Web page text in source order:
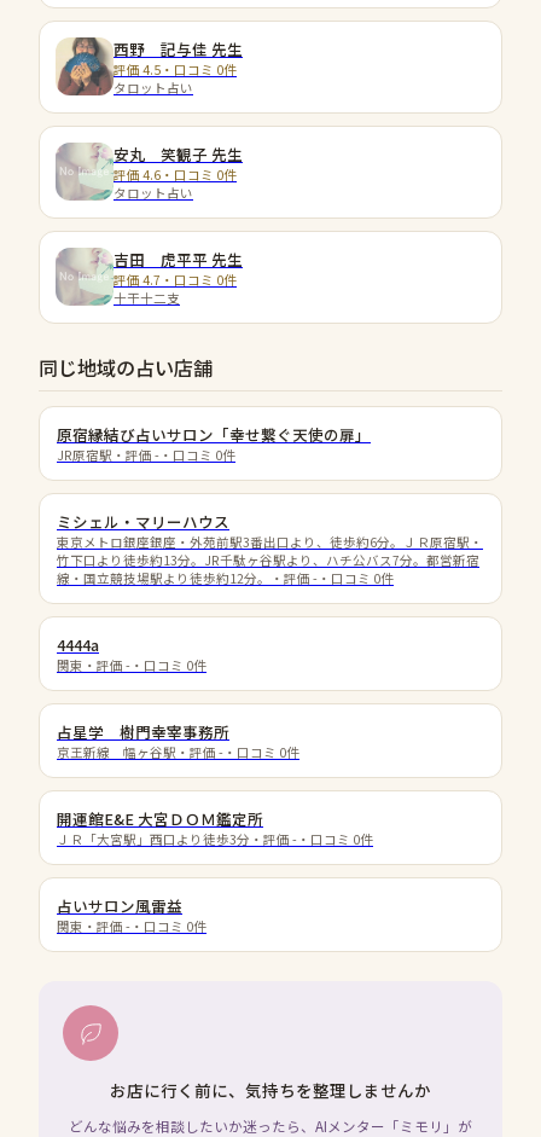
西野 記与佳 先生
評価 4.5・口コミ 0件
タロット占い
安丸 笑観子 先生
評価 4.6・口コミ 0件
タロット占い
吉田 虎平平 先生
評価 4.7・口コミ 0件
十干十二支
同じ地域の占い店舗
原宿縁結び占いサロン「幸せ繋ぐ天使の扉」
JR原宿駅 ・評価 - ・口コミ 0件
ミシェル・マリーハウス
東京メトロ銀座銀座・外苑前駅3番出口より、徒歩約6分。ＪＲ原宿駅・
竹下口より徒歩約13分。JR千駄ヶ谷駅より、ハチ公バス7分。都営新宿
線・国立競技場駅より徒歩約12分。
・評価 - ・口コミ 0件
4444a
関東 ・評価 - ・口コミ 0件
占星学 樹門幸宰事務所
京王新線 幅ヶ谷駅 ・評価 - ・口コミ 0件
開運館E&E 大宮ＤＯＭ鑑定所
ＪＲ「大宮駅」西口より徒歩3分 ・評価 - ・口コミ 0件
占いサロン風雷益
関東 ・評価 - ・口コミ 0件
お店に行く前に、気持ちを整理しませんか
どんな悩みを相談したいか迷ったら、AIメンター「ミモリ」が